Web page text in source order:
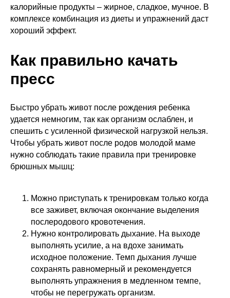
калорийные продукты – жирное, сладкое, мучное. В
комплексе комбинация из диеты и упражнений даст
хороший эффект.
Как правильно качать
пресс
Быстро убрать живот после рождения ребенка
удается немногим, так как организм ослаблен, и
спешить с усиленной физической нагрузкой нельзя.
Чтобы убрать живот после родов молодой маме
нужно соблюдать такие правила при тренировке
брюшных мышц:
Можно приступать к тренировкам только когда
все заживет, включая окончание выделения
послеродового кровотечения.
Нужно контролировать дыхание. На выходе
выполнять усилие, а на вдохе занимать
исходное положение. Темп дыхания лучше
сохранять равномерный и рекомендуется
выполнять упражнения в медленном темпе,
чтобы не перегружать организм.